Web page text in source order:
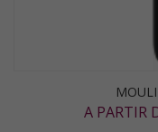
A PARTIR